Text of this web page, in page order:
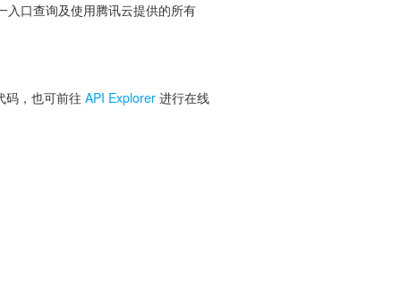
入口查询及使用腾讯云提供的所有
码，也可前往 API Explorer 进行在线